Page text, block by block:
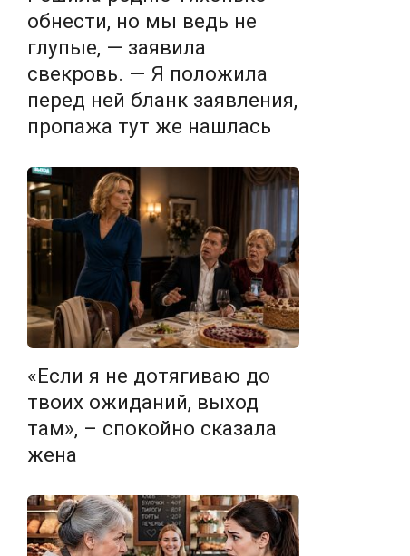
обнести, но мы ведь не
глупые, — заявила
свекровь. — Я положила
перед ней бланк заявления,
пропажа тут же нашлась
«Если я не дотягиваю до
твоих ожиданий, выход
там», – спокойно сказала
жена